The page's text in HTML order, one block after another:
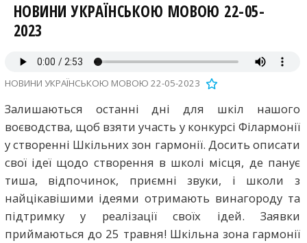
НОВИНИ УКРАЇНСЬКОЮ МОВОЮ 22-05-
2023
НОВИНИ УКРАЇНСЬКОЮ МОВОЮ 22-05-2023
Залишаються останні дні для шкіл нашого
воєводства, щоб взяти участь у конкурсі Філармонії
у створенні Шкільних зон гармонії. Досить описати
свої ідеї щодо створення в школі місця, де панує
тиша, відпочинок, приємні звуки, і школи з
найцікавішими ідеями отримають винагороду та
підтримку у реалізації своїх ідей. Заявки
приймаються до 25 травня! Шкільна зона гармонії